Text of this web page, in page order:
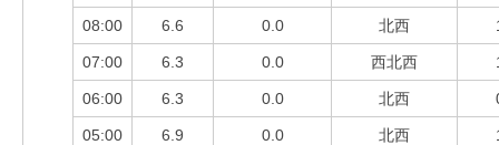
08:00 6.6 0.0 北西
07:00 6.3 0.0 西北西
06:00 6.3 0.0 北西
05:00 6.9 0.0 北西